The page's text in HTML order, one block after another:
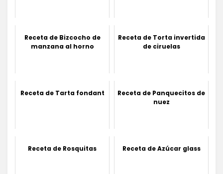
Receta de Bizcocho de
manzana al horno
Receta de Torta invertida
de ciruelas
Receta de Tarta fondant
Receta de Panquecitos de
nuez
Receta de Rosquitas Receta de Azúcar glass